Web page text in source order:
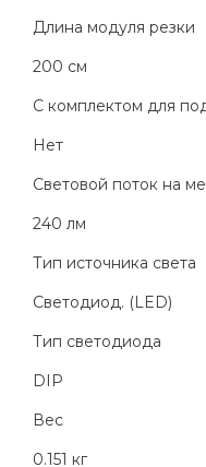
Длина модуля резки
200 см
С комплектом для
Нет
Световой поток на
240 лм
Тип источника света
Светодиод. (LED)
Тип светодиода
DIP
Вес
0.151 кг